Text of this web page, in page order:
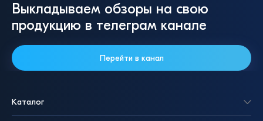
Выкладываем обзоры на свою
продукцию в телеграм канале
Перейти в канал
Каталог